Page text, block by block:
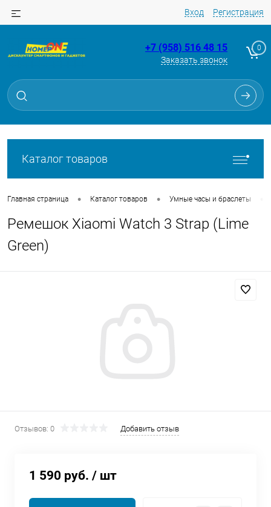
Вход Регистрация
+7 (958) 516 48 15
Заказать звонок
0
Каталог товаров
Главная страница • Каталог товаров • Умные часы и браслеты
Ремешок Xiaomi Watch 3 Strap (Lime
Green)
Отзывов: 0 Добавить отзыв
1 590 руб. / шт
Для клиентов всех банков
Разбейте
без переплат
Сегодня
выбранный способом
списываться
по25% каждые 2 недели